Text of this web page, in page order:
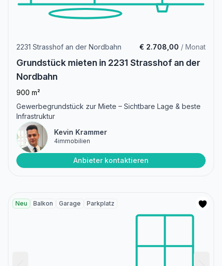
2231 Strasshof an der Nordbahn € 2.708,00 / Monat
Grundstück mieten in 2231 Strasshof an der
Nordbahn
900 m²
Gewerbegrundstück zur Miete – Sichtbare Lage & beste
Infrastruktur
Kevin Krammer
4immobilien
Anbieter kontaktieren
Neu Balkon Garage Parkplatz